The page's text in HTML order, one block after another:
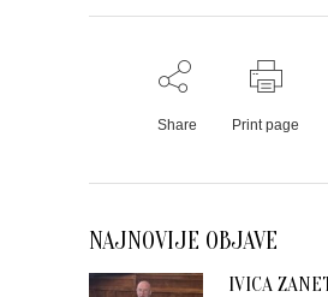
Share Print page
NAJNOVIJE OBJAVE
IVICA